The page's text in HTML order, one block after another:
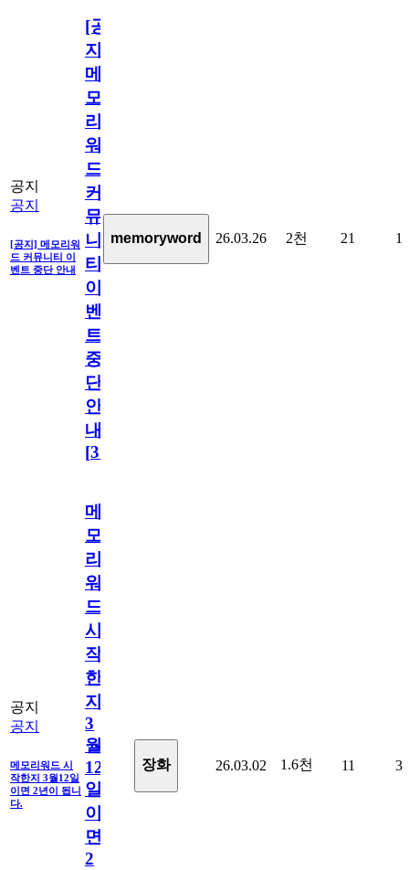
공지
공지
[공지] 메모리워
드 커뮤니티 이
벤트 중단 안내
[공
지]
메
모
리
워
드
커
뮤
니
티
이
벤
트
중
단
안
내
[31
memoryword 26.03.26 2천 21 1
공지
공지
메모리워드 시
작한지 3월12일
이면 2년이 됩니
다.
메
모
리
워
드
시
작
한
지
3
월
12
일
이
면
2
장화 26.03.02 1.6천 11 3